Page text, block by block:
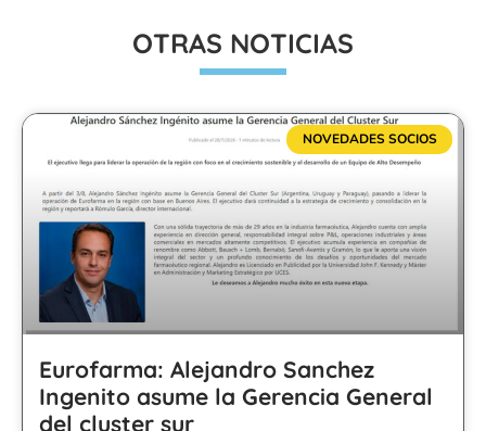
OTRAS NOTICIAS
NOVEDADES SOCIOS
Eurofarma: Alejandro Sanchez
Ingenito asume la Gerencia General
del cluster sur